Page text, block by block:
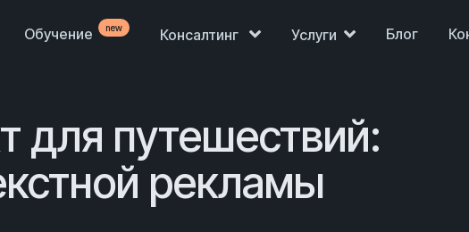
Обучение new Консалтинг Услуги Блог
для путешествий:
рекламы